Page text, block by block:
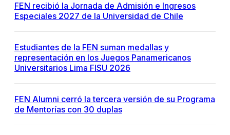
FEN recibió la Jornada de Admisión e Ingresos
Especiales 2027 de la Universidad de Chile
Estudiantes de la FEN suman medallas y
representación en los Juegos Panamericanos
Universitarios Lima FISU 2026
FEN Alumni cerró la tercera versión de su Programa
de Mentorías con 30 duplas